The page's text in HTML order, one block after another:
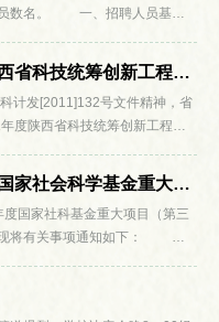
聘人员基本
...
关于征集2011年陕西省科技统筹创新工程计划备选项目的通知
度陕西省科技统筹创新工程计
关于申报2011年度国家社会科学基金重大项目（第三批）的通知
将有关事项通知如下：